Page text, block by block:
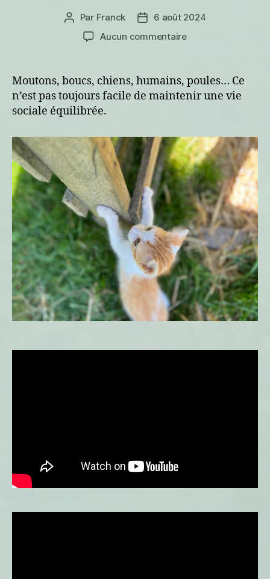
Auteur
l’article
Par Franck
Date6 août 2024
Aucun commentairesur
sociale
de
Wiggins
Moutons, boucs, chiens, humains, poules… Ce
n’est pas toujours facile de maintenir une vie
sociale équilibrée.